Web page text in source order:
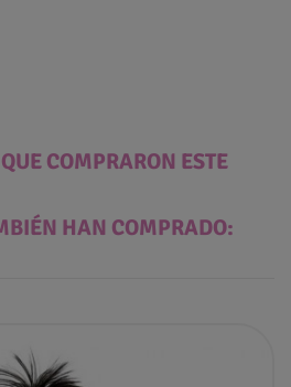
COMPRARON ESTE
HAN COMPRADO: